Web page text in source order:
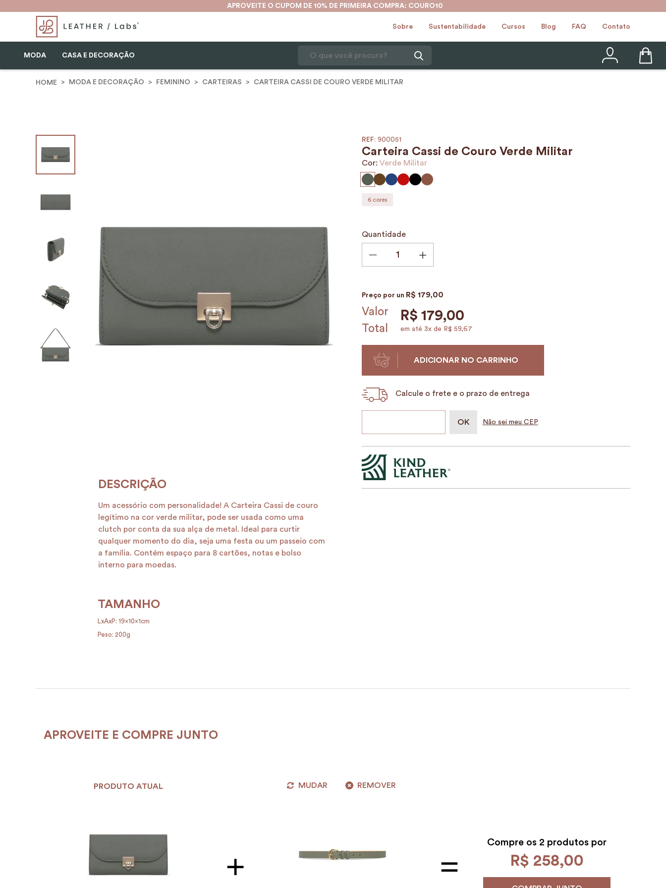
APROVEITE O CUPOM DE 10% DE PRIMEIRA COMPRA: COURO10
Sobre Sustentabilidade Cursos Blog FAQ Contato
MODA CASA E DECORAÇÃO
MODA E DECORAÇÃO FEMININO CARTEIRAS CARTEIRA CASSI DE COURO VERDE MILITAR
Um acessório com personalidade! A Carteira Cassi de couro
legítimo na cor verde militar, pode ser usada como uma
clutch por conta da sua alça de metal. Ideal para curtir
qualquer momento do dia, seja uma festa ou um passeio com
a família. Contém espaço para 8 cartões, notas e bolso
interno para moedas.
: 900051
Carteira Cassi de Couro Verde Militar
Cor: Verde Militar
6cores
Quantidade
Preço por un R$ 179,00
Valor
Total
R$ 179,00
em até 3x de R$ 59,67
ADICIONAR NO CARRINHO
Calcule o frete e o prazo de entrega
Não sei meu CEP
TAMANHO
LxAxP: 19x10x1cm
Peso: 200g
APROVEITE E COMPRE JUNTO
PRODUTO ATUAL MUDAR REMOVER
Compre os 2 produtos por
R$ 258,00
9º
porta vinhos